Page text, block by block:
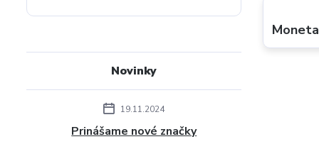
Moneta
Novinky
19.11.2024
Prinášame nové značky